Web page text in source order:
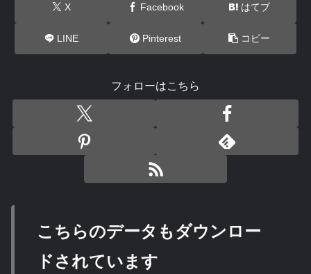
X Facebook はてブ
LINE Pinterest コピー
フォローはこちら
こちらのデータもダウンロー
ドされています